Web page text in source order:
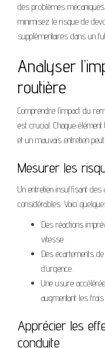
des problèmes
minimisez le risque de
supplémentaires dans un
Analyser
routière
Comprendre l’impact du
est crucial. Chaque
et un mauvais entretien
Mesurer les
Un entretien insuffisant
considérables. Voici
Des réactions
vitesse.
Des écartements
d’urgence.
Une usure
augmentant les frais
Apprécier les
conduite